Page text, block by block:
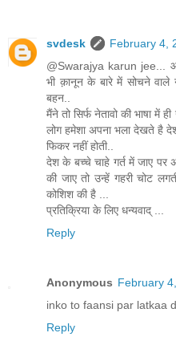
svdesk
February 4,
@Swarajya karun jee...
भी क़ानून के बारे में सोचने
बहन..
मैंने तो सिर्फ नेतावो की भाषा में
लोग हमेशा अपना भला देखते है
फिकर नहीं होती..
देश के बच्चे चाहे गर्त में जाए पर
की जाए तो उन्हें गहरी चोट
कोशिश की है ...
प्रतिक्रिया के लिए धन्यवाद् ...
Reply
Anonymous February
inko to faansi par latkaa
Reply